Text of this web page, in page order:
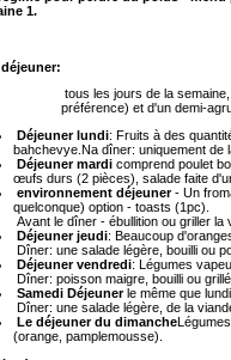
1.
tous les jours de la
préférence) et d'un demi-
Déjeuner lundi: Fruits à des
bahchevye.Na dîner: uniquement de
Déjeuner mardi comprend poulet
œufs durs (2 pièces), salade faite
environnement déjeuner- Un
quelconque) option - toasts (1pc).
Avant le dîner - ébullition ou griller la
Déjeuner jeudi: Beaucoup
Dîner: une salade légère, bouilli ou
Déjeuner vendredi: Légumes
Dîner: poisson maigre, bouilli ou
Samedi Déjeunerle même que
Dîner: une salade légère, de la
Le déjeuner du dimanche
(orange, pamplemousse).